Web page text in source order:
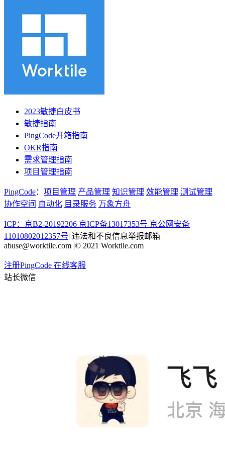
2023敏捷白皮书
敏捷指南
PingCode开箱指南
OKR指南
需求管理指南
项目管理指南
PingCode： 项目管理 产品管理 知识管理 效能管理 测试管理
协作空间 自动化 目录服务 万象方舟
ICP：京B2-20192206 京ICP备13017353号 京公网安备
11010802012357号| 违法和不良信息举报邮箱
abuse@worktile.com |© 2021 Worktile.com
注册PingCode 在线客服
站长微信